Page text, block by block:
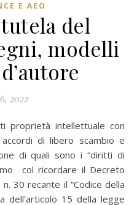
E AEO
del
modelli
2022
di libero scambio e
di quali sono i “diritti di
col ricordare il Decreto
30 recante il “Codice della
dell’articolo 15 della legge